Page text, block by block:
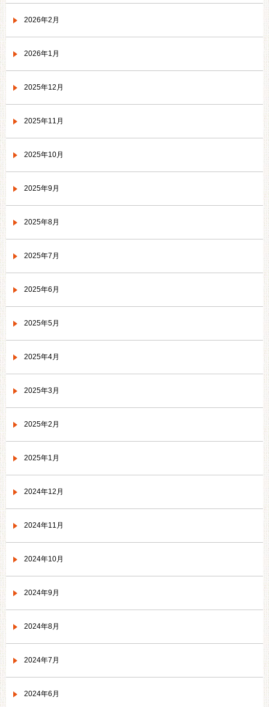
2026年2月
2026年1月
2025年12月
2025年11月
2025年10月
2025年9月
2025年8月
2025年7月
2025年6月
2025年5月
2025年4月
2025年3月
2025年2月
2025年1月
2024年12月
2024年11月
2024年10月
2024年9月
2024年8月
2024年7月
2024年6月